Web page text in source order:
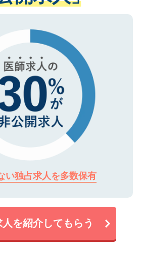
に関してもご安心ください。
長期的なサポートが可能です
ご登録ください。
い独占求人を多数保有
を紹介してもらう